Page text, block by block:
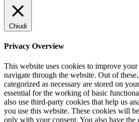
Chiudi
Privacy Overview
This website uses cookies to improve
navigate through the website. Out of
categorized as necessary are stored on
essential for the working of basic
also use third-party cookies that help us
you use this website. These cookies will
only with your consent. You also have the